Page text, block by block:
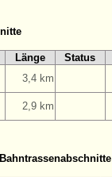
Länge Status
3,4 km
2,9 km